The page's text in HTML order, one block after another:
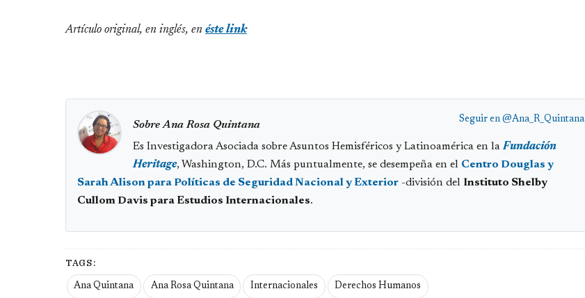
Artículo original, en inglés, en éste link
Seguir en @Ana_R_Quintana
Sobre Ana Rosa Quintana
Es Investigadora Asociada sobre Asuntos Hemisféricos y Latinoamérica en laFundación
Heritage, Washington, D.C. Más puntualmente, se desempeña en el Centro Douglas y
Sarah Alison para Políticas de Seguridad Nacional y Exterior -división del Instituto Shelby
Cullom Davis para Estudios Internacionales.
TAGS:
Ana Quintana Ana Rosa Quintana Internacionales Derechos Humanos